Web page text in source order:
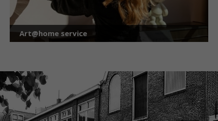
Art@home service